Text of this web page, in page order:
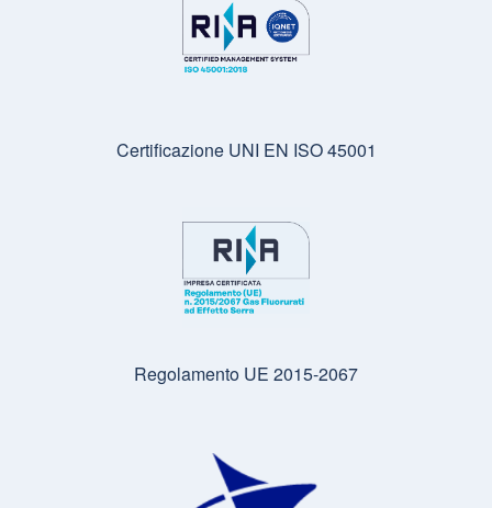
Certificazione UNI EN ISO 45001
Regolamento UE 2015-2067